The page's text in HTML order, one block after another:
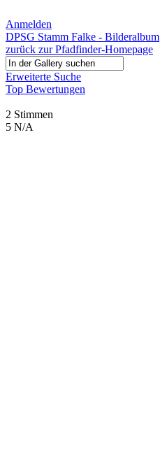
Anmelden
DPSG Stamm Falke - Bilderalbum
zurück zur Pfadfinder-Homepage
Erweiterte Suche
Top Bewertungen
2 Stimmen
5 N/A